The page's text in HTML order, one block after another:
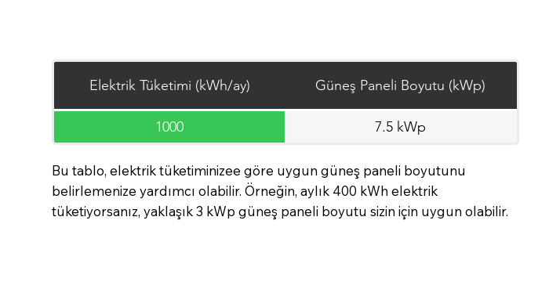
Elektrik Tüketimi (kWh/ay) Güneş Paneli Boyutu (kWp)
1000 7.5 kWp
Bu tablo, elektrik tüketiminizee göre uygun güneş paneli boyutunu
belirlemenize yardımcı olabilir. Örneğin, aylık 400 kWh elektrik
tüketiyorsanız, yaklaşık 3 kWp güneş paneli boyutu sizin için uygun olabilir.